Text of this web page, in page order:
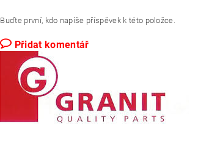
Buďte první, kdo napíše příspěvek k této položce.
Přidat komentář